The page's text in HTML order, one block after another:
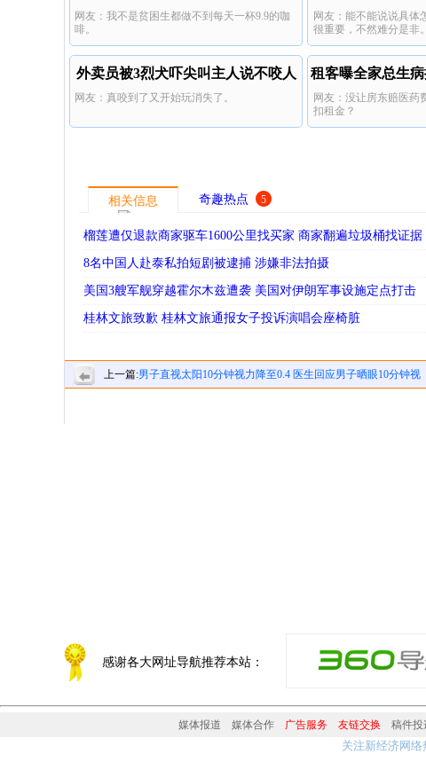
网友：我不是贫困生都做不到每天一杯9.9的咖
啡。
网友：能不能说说具体
很重要，不然难分是非。
外卖员被3烈犬吓尖叫主人说不咬人
网友：真咬到了又开始玩消失了。
租客曝全家总生
网友：没让房东赔医药
扣租金？
相关信息 奇趣热点 5
榴莲遭仅退款商家驱车1600公里找买家 商家翻遍垃圾桶找证据
8名中国人赴泰私拍短剧被逮捕 涉嫌非法拍摄
美国3艘军舰穿越霍尔木兹遭袭 美国对伊朗军事设施定点打击
桂林文旅致歉 桂林文旅通报女子投诉演唱会座椅脏
上一篇:男子直视太阳10分钟视力降至0.4 医生回应男子晒眼10分钟视
感谢各大网址导航推荐本站：
媒体报道 媒体合作 广告服务 友链交换 稿件投
关注新经济网